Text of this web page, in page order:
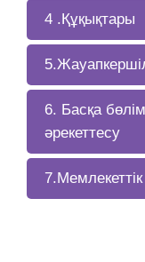
4 .Құқықтары
6. Басқа
әрекеттесу